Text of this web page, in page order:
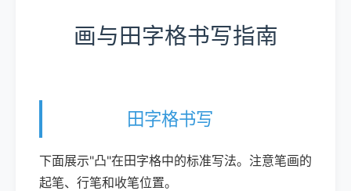
画与田字格书写指南
田字格书写
下面展示"凸"在田字格中的标准写法。注意笔画的
起笔、行笔和收笔位置。